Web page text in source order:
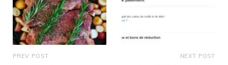
PREV POST NEXT POST